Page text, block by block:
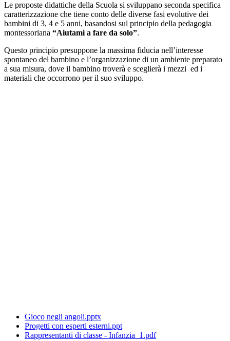
Le proposte didattiche della Scuola si sviluppano seconda specifica
caratterizzazione che tiene conto delle diverse fasi evolutive dei
bambini di 3, 4 e 5 anni, basandosi sul principio della pedagogia
montessoriana “Aiutami a fare da solo”.
Questo principio presuppone la massima fiducia nell’interesse
spontaneo del bambino e l’organizzazione di un ambiente preparato
a sua misura, dove il bambino troverà e sceglierà i mezzi ed i
materiali che occorrono per il suo sviluppo.
Gioco negli angoli.pptx
Progetti con esperti esterni.ppt
Rappresentanti di classe - Infanzia_1.pdf